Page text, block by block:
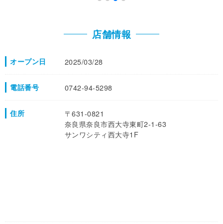
店舗情報
オープン日 2025/03/28
電話番号 0742-94-5298
住所
〒631-0821
奈良県奈良市西大寺東町2-1-63
サンワシティ西大寺1F